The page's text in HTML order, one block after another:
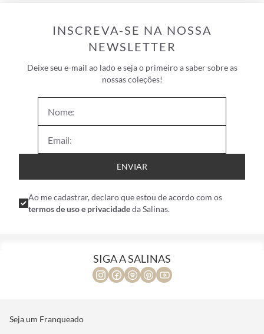
INSCREVA-SE NA NOSSA
NEWSLETTER
Deixe seu e-mail ao lado e seja o primeiro a saber sobre as
nossas coleções!
ENVIAR
Ao me cadastrar, declaro que estou de acordo com os
termos de uso e privacidadeda Salinas.
SIGA A SALINAS
Seja um Franqueado